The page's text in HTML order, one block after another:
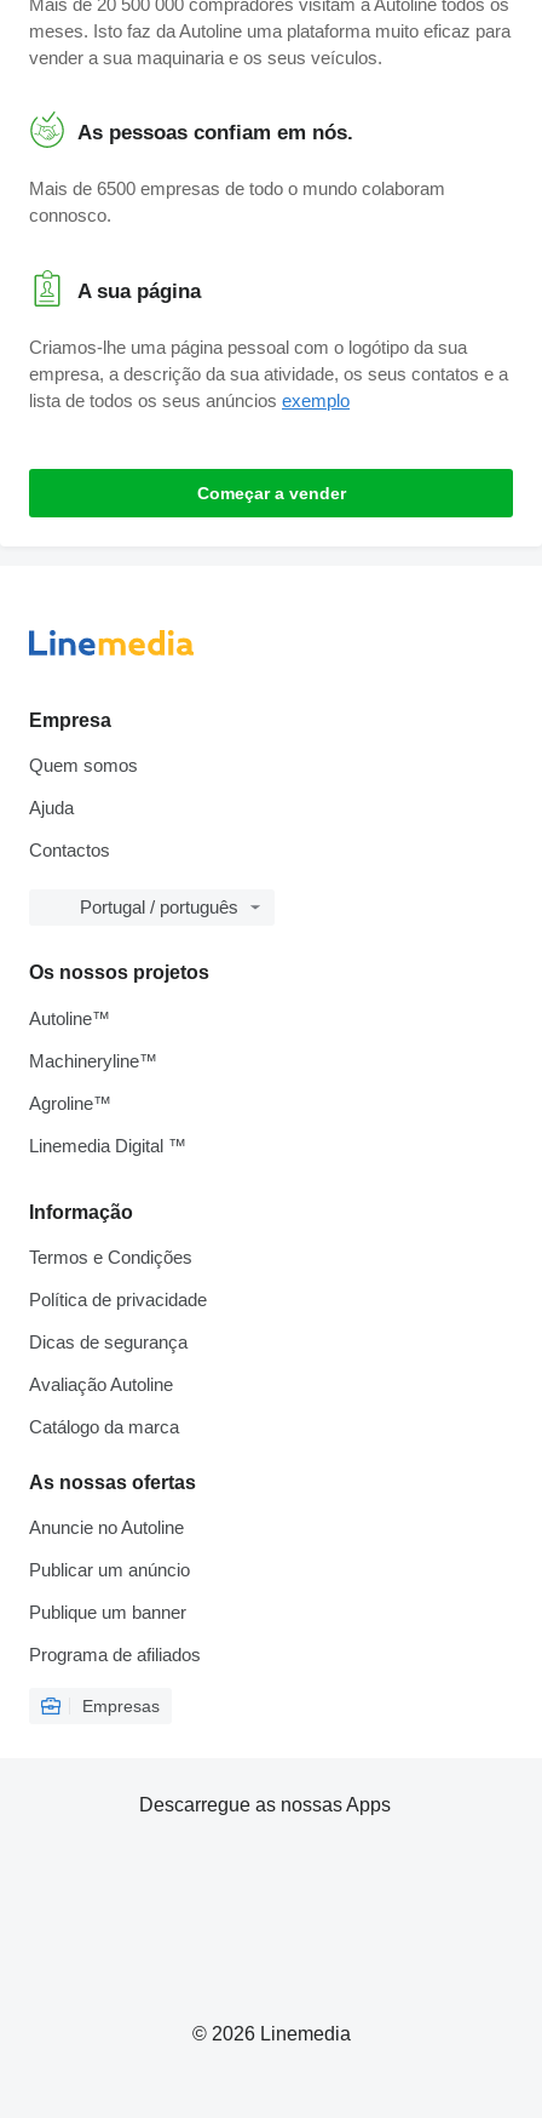
meses. Isto faz da Autoline uma plataforma muito eficaz para
vender a sua maquinaria e os seus veículos.
As pessoas confiam em nós.
Mais de 6500 empresas de todo o mundo colaboram
connosco.
A sua página
Criamos-lhe uma página pessoal com o logótipo da sua
empresa, a descrição da sua atividade, os seus contatos e a
lista de todos os seus anúncios exemplo
Começar a vender
Empresa
Quem somos
Ajuda
Contactos
Portugal / português
Informação
Termos e Condições
Política de privacidade
Dicas de segurança
Avaliação Autoline
Catálogo da marca
As nossas ofertas
Anuncie no Autoline
Publicar um anúncio
Publique um banner
Programa de afiliados
Empresas
Os nossos projetos
Autoline™
Machineryline™
Agroline™
Linemedia Digital ™
© 2026 Linemedia
Descarregue as nossas Apps